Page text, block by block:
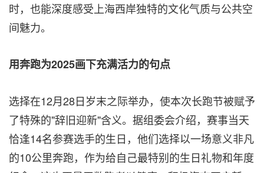
时，也能深度感受上海西岸独特的文化气质与公共空
间魅力。
用奔跑为2025画下充满活力的句点
选择在12月28日岁末之际举办，使本次长跑节被赋予
了特殊的"辞旧迎新"含义。据组委会介绍，赛事当天
恰逢14名参赛选手的生日，他们选择以一场意义非凡
的10公里奔跑，作为给自己最特别的生日礼物和年度